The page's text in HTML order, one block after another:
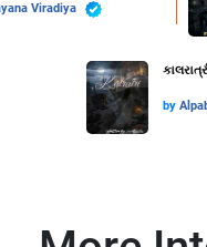
Viradiya
by